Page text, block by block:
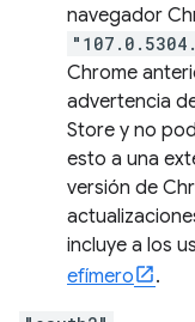
navegador
Chrome
advertencia
Store y no
esto a una
versión de
incluye a los
efímero
.